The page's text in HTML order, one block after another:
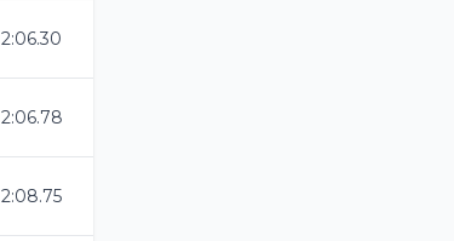
2:06.30
2:06.78
2:08.75